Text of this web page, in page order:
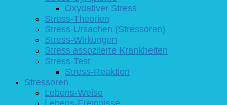
Oxydativer Stress
Stress-Theorien
Stress-Ursachen (Stressoren)
Stress-Wirkungen
Stress assoziierte Krankheiten
Stress-Test
Stress-Reaktion
Stressoren
Lebens-Weise